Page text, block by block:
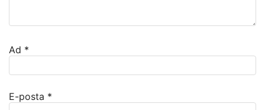
Ad *
E-posta *